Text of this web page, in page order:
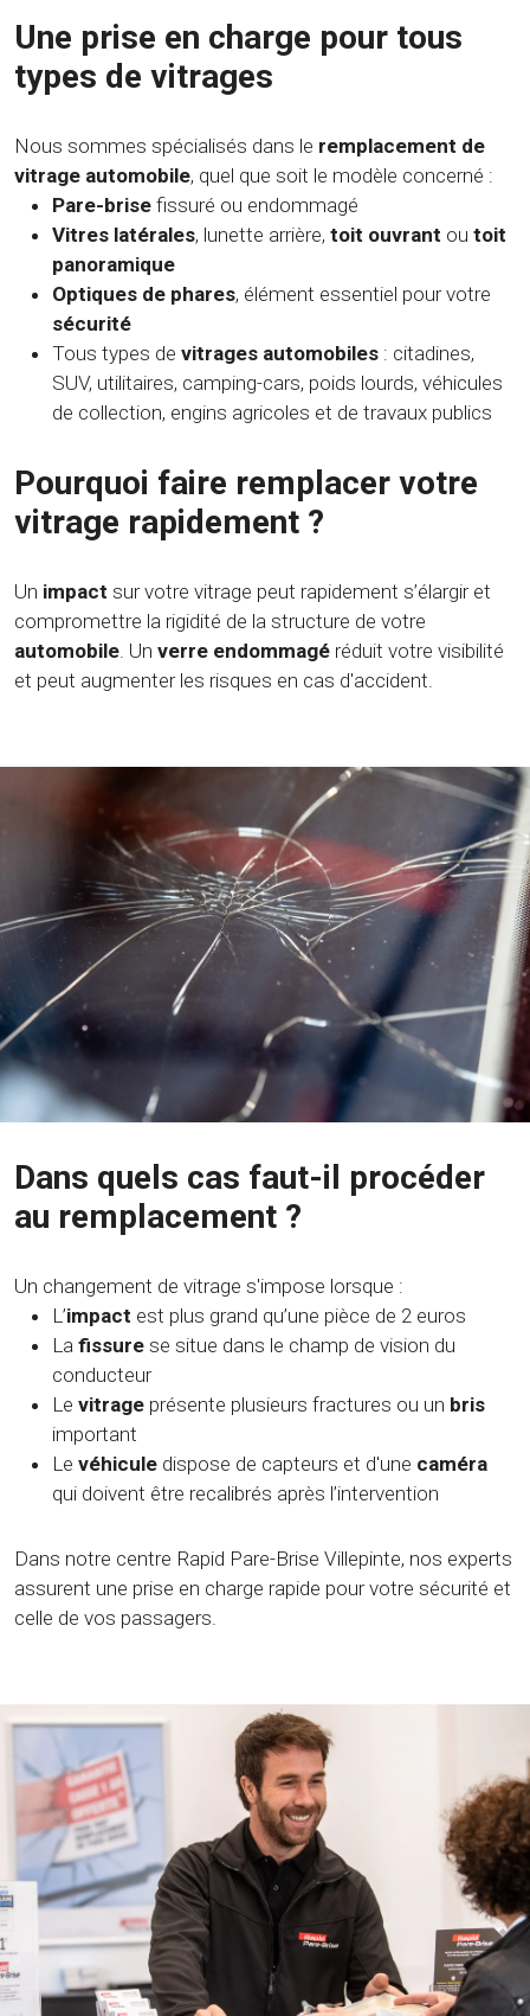
Une prise en charge pour tous
types de vitrages
Nous sommes spécialisés dans le remplacement de
vitrage automobile, quel que soit le modèle concerné :
Pare-brise fissuré ou endommagé
Vitres latérales, lunette arrière, toit ouvrant ou toit
panoramique
Optiques de phares, élément essentiel pour votre
sécurité
Tous types de vitrages automobiles : citadines,
SUV, utilitaires, camping-cars, poids lourds, véhicules
de collection, engins agricoles et de travaux publics
Pourquoi faire remplacer votre
vitrage rapidement ?
Un impact sur votre vitrage peut rapidement s’élargir et
compromettre la rigidité de la structure de votre
automobile. Un verre endommagé réduit votre visibilité
et peut augmenter les risques en cas d'accident.
Dans quels cas faut-il procéder
au remplacement ?
Un changement de vitrage s'impose lorsque :
L’impact est plus grand qu’une pièce de 2 euros
La fissure se situe dans le champ de vision du
conducteur
Le vitrage présente plusieurs fractures ou un bris
important
Le véhicule dispose de capteurs et d'une caméra
qui doivent être recalibrés après l’intervention
Dans notre centre Rapid Pare-Brise Villepinte, nos experts
assurent une prise en charge rapide pour votre sécurité et
celle de vos passagers.